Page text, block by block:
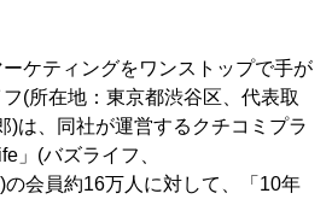
ケティングをワンストップで手が
(所在地：東京都渋谷区、代表取
)は、同社が運営するクチコミプラ
」(バズライフ、
会員約16万人に対して、「10年